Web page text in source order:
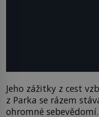
Jeho zážitky z cest
z Parka se rázem
ohromné sebevědomí.